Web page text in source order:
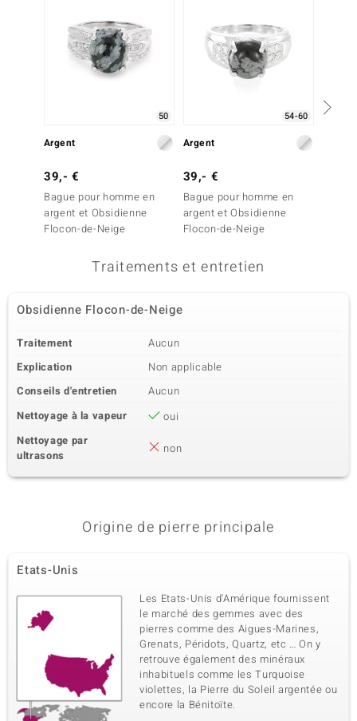
50
Argent
39,- €
Bague pour homme en
argent et Obsidienne
Flocon-de-Neige
54-60
Argent
39,- €
Bague pour homme en
argent et Obsidienne
Flocon-de-Neige
Traitements et entretien
Obsidienne Flocon-de-Neige
Traitement
Aucun
Explication
Non applicable
Conseils d'entretien
Aucun
Nettoyage à la vapeur
oui
Nettoyage par
ultrasons
non
Origine de pierre principale
Etats-Unis
Les Etats-Unis d'Amérique fournissent
le marché des gemmes avec des
pierres comme des Aigues-Marines,
Grenats, Péridots, Quartz, etc … On y
retrouve également des minéraux
inhabituels comme les Turquoise
violettes, la Pierre du Soleil argentée ou
encore la Bénitoïte.